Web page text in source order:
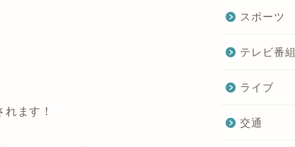
れます！
スポーツ
テレビ番組
ライブ
交通